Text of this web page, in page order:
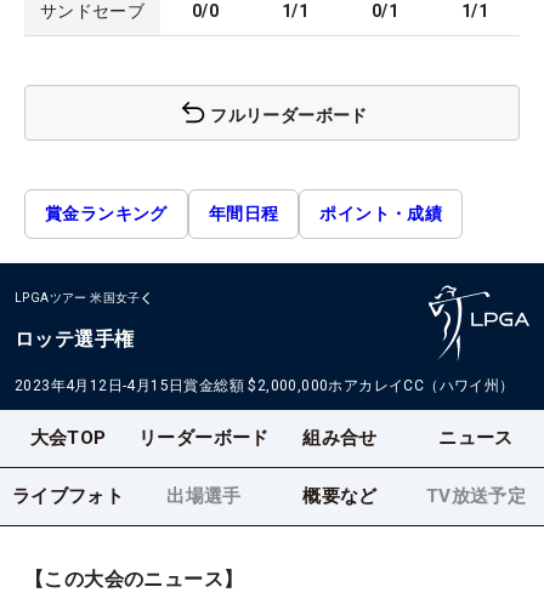
サンドセーブ 0/0 1/1 0/1 1/1
フルリーダーボード
賞金ランキング 年間日程 ポイント・成績
LPGAツアー 米国女子
ロッテ選手権
2023年4月12日-4月15日賞金総額 $2,000,000ホアカレイCC（ハワイ州）
大会TOP リーダーボード 組み合せ ニュース
ライブフォト 出場選手 概要など TV放送予定
【この大会のニュース】